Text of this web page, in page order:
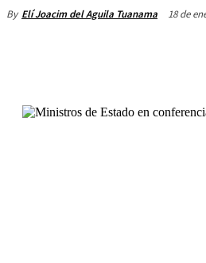
By Elí Joacim del Aguila Tuanama 18 de